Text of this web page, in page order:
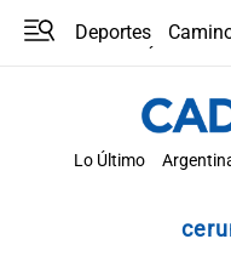
Deportes
Lo Último